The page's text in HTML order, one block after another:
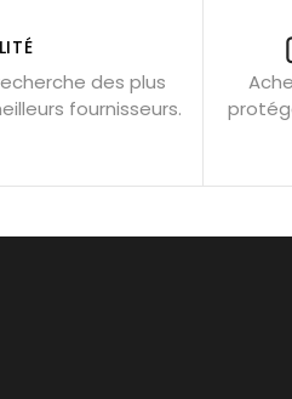
des pierres de protection
anti-déprime Mieux gérer
Géode d’améthyste
des plus
fournisseurs.